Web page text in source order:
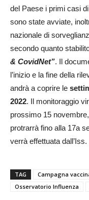
del Paese i primi casi
sono state avviate,
nazionale di
secondo quanto
& CovidNet”. Il
l’inizio e la fine della
andrà a coprire le
2022. Il monitoraggio
prossimo 15
protrarrà fino alla 17a
verrà effettuata dall’Iss.
TAG Campagna
Osservatorio Influenza